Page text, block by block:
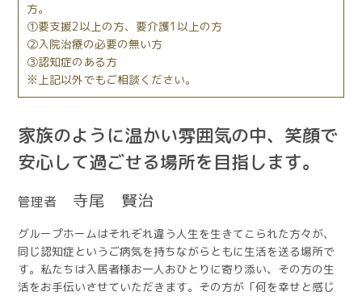
方。
要支援2以上の方、要介護1以上の方
入院治療の必要の無い方
認知症のある方
※上記以外でもご相談ください。
家族のように温かい雰囲気の中、笑顔で
安心して過ごせる場所を目指します。
管理者 寺尾 賢治
グループホームはそれぞれ違う人生を生きてこられた方々が、
同じ認知症というご病気を持ちながらともに生活を送る場所で
す。私たちは入居者様お一人おひとりに寄り添い、その方の生
活をお手伝いさせていただきます。その方が「何を幸せと感じ